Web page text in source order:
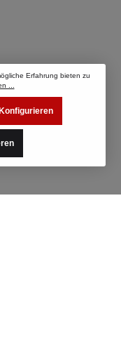
Erfahrung bieten zu
...
Konfigurieren